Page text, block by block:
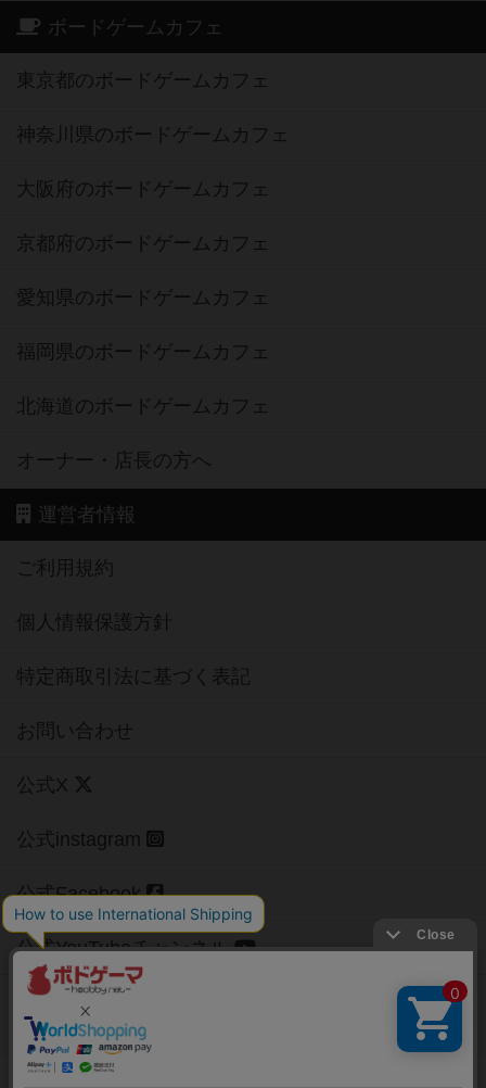
ボードゲームカフェ
東京都のボードゲームカフェ
神奈川県のボードゲームカフェ
大阪府のボードゲームカフェ
京都府のボードゲームカフェ
愛知県のボードゲームカフェ
福岡県のボードゲームカフェ
北海道のボードゲームカフェ
オーナー・店長の方へ
運営者情報
ご利用規約
個人情報保護方針
特定商取引法に基づく表記
お問い合わせ
公式X
公式instagram
公式Facebook
公式YouTubeチャンネル